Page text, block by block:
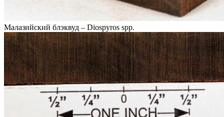
Малазийский блэквуд – Diospyros spp.